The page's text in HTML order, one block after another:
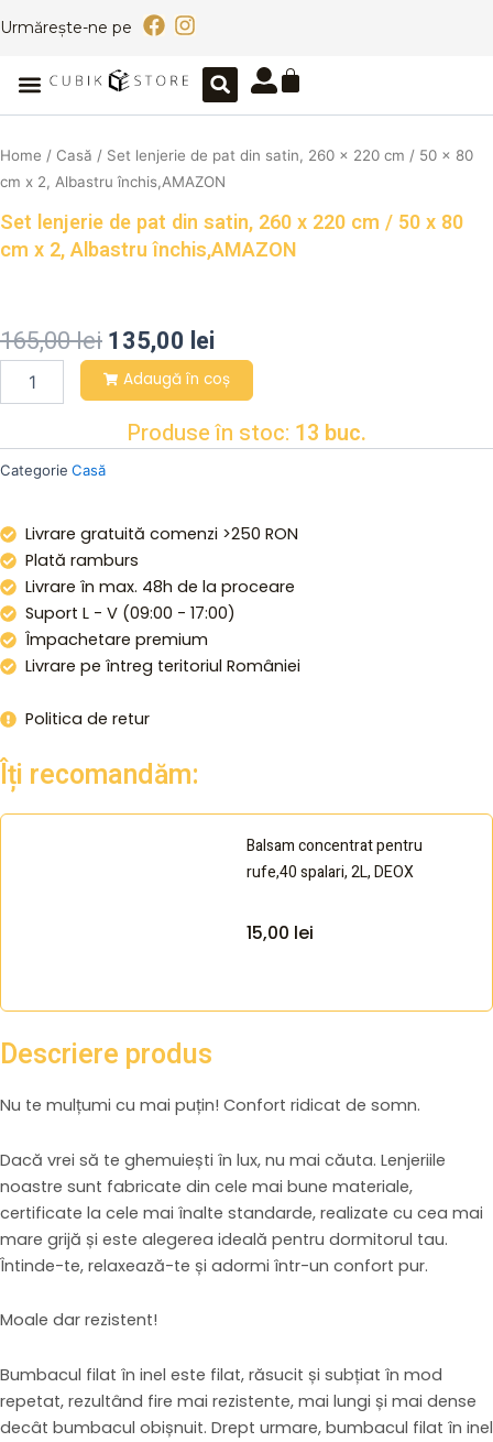
to
Urmărește-ne pe
F
c
e
b
o
k
I
s
t
a
r
a
Meniu Caută
Home / Casă / Set lenjerie de pat din satin, 260 x 220 cm / 50 x 80
cm x 2, Albastru închis,AMAZON
Set lenjerie de pat din satin, 260 x 220 cm / 50 x 80
cm x 2, Albastru închis,AMAZON
165,00lei135,00 lei
lenjerie
satin,
x
220
cm
/
50
x
80
cm
2,
închis,AMAZON
quantity
Adaugă în coș
Produse în stoc: 13 buc.
Categorie Casă
Livrare gratuită comenzi >250 RON
Plată ramburs
Livrare în max. 48h de la proceare
Suport L - V (09:00 - 17:00)
Împachetare premium
Livrare pe întreg teritoriul României
Politica de retur
Îți recomandăm:
Balsam concentrat pentru
rufe,40 spalari, 2L, DEOX
15,00 lei
Descriere produs
Nu te mulțumi cu mai puțin! Confort ridicat de somn.
Dacă vrei să te ghemuiești în lux, nu mai căuta. Lenjeriile
noastre sunt fabricate din cele mai bune materiale,
certificate la cele mai înalte standarde, realizate cu cea mai
mare grijă și este alegerea ideală pentru dormitorul tau.
Întinde-te, relaxează-te și adormi într-un confort pur.
Moale dar rezistent!
Bumbacul filat în inel este filat, răsucit și subțiat în mod
repetat, rezultând fire mai rezistente, mai lungi și mai dense
decât bumbacul obișnuit. Drept urmare, bumbacul filat în inel